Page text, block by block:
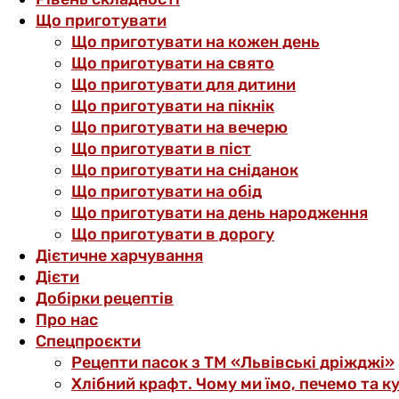
Що приготувати
Що приготувати на кожен день
Що приготувати на свято
Що приготувати для дитини
Що приготувати на пікнік
Що приготувати на вечерю
Що приготувати в піст
Що приготувати на сніданок
Що приготувати на обід
Що приготувати на день народження
Що приготувати в дорогу
Дієтичне харчування
Дієти
Добірки рецептів
Про нас
Спецпроєкти
Рецепти пасок з ТМ «Львівські дріжджі»
Хлібний крафт. Чому ми їмо, печемо та